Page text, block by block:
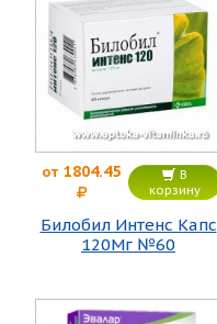
от 1804.45
В
корзину
Билобил Интенс Капс
120Мг №60